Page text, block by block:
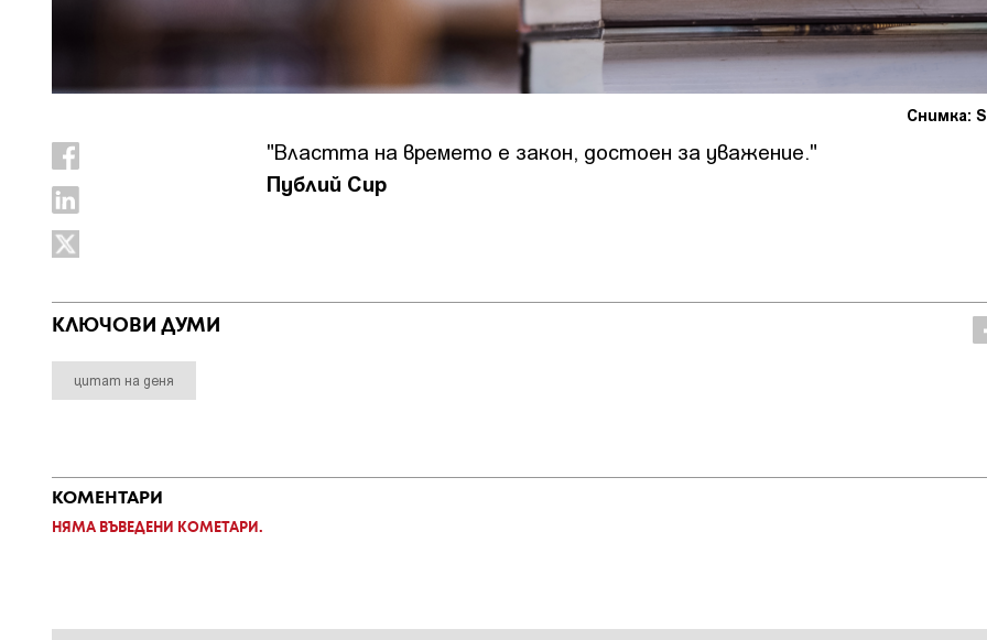
Снимка:
"Властта на времето е закон, достоен за уважение."
Публий Сир
КЛЮЧОВИ ДУМИ
цитат на деня
КОМЕНТАРИ
НЯМА ВЪВЕДЕНИ КОМЕТАРИ.